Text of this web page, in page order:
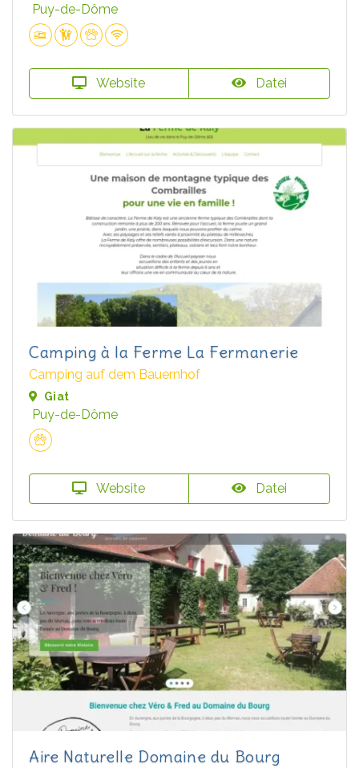
Puy-de-Dôme
Website Datei
Camping à la Ferme La Fermanerie
Camping auf dem Bauernhof
Giat
Puy-de-Dôme
Website Datei
Aire Naturelle Domaine du Bourg